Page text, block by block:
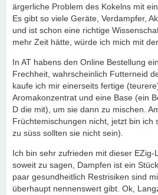
ärgerliche Problem des Kokelns mit
Es gibt so viele Geräte, Verdampfer,
und ist schon eine richtige
mehr Zeit hätte, würde ich mich mit
In AT habens den Online Bestellung
Frechheit, wahrscheinlich Futterneid
kaufe ich mir einerseits fertige
Aromakonzentrat und eine Base (ein
D die mit), um sie dann zu mischen.
Früchtemischungen nicht, jetzt bin ich
zu süss sollten sie nicht sein).
Ich bin sehr zufrieden mit dieser
soweit zu sagen, Dampfen ist ein
paar gesundheitlich Restrisiken sind
überhaupt nennenswert gibt. Ok,